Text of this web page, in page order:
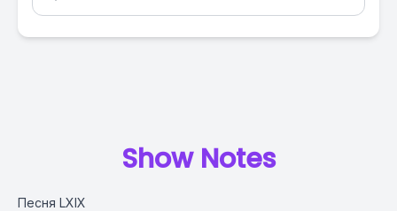
Show Notes
Песня LXIX